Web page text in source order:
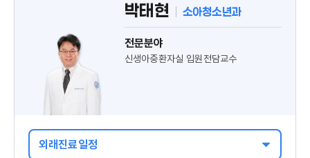
박태현 소아청소년과
전문분야
신생아중환자실 입원전담교수
외래진료일정